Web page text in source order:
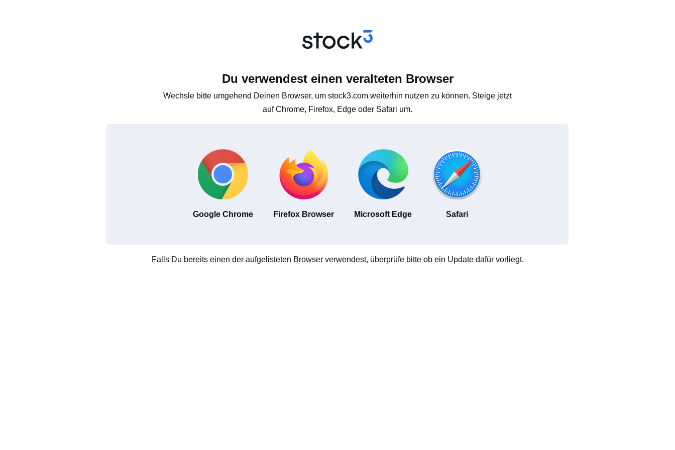
Du verwendest einen veralteten Browser
Wechsle bitte umgehend Deinen Browser, um stock3.com weiterhin nutzen zu können. Steige jetzt
auf Chrome, Firefox, Edge oder Safari um.
Google Chrome Firefox Browser Microsoft Edge Safari
Falls Du bereits einen der aufgelisteten Browser verwendest, überprüfe bitte ob ein Update dafür vorliegt.